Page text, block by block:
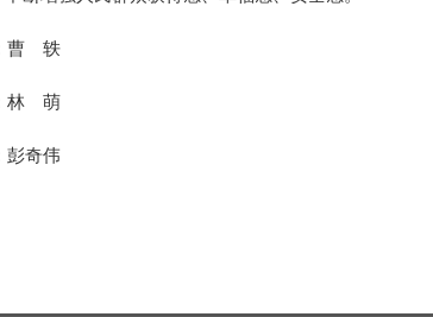
曹 轶
林 萌
彭奇伟